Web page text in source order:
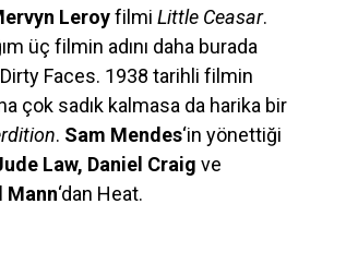
Leroyfilmi Little Ceasar.
üç filmin adını daha burada
Faces. 1938 tarihli filmin
çok sadık kalmasa da harika bir
. Sam Mendes‘in yönettiği
Law, Daniel Craig ve
Mann‘dan Heat.